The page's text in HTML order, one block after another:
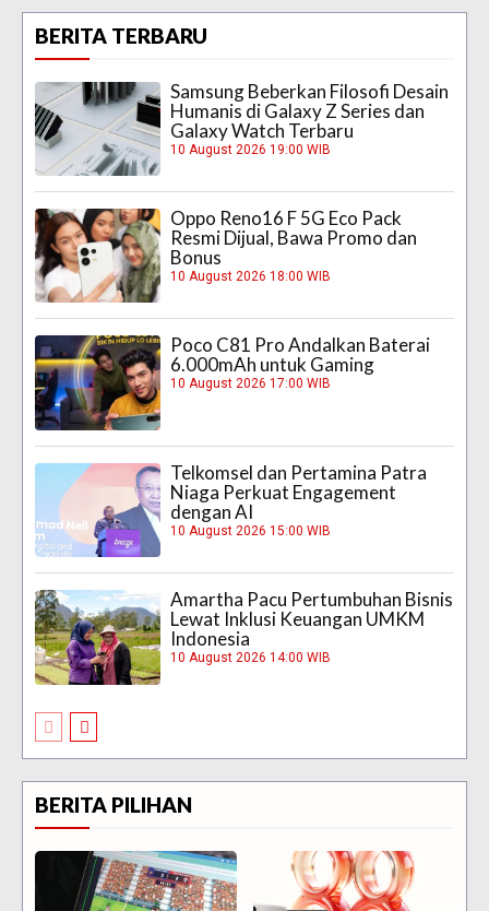
BERITA TERBARU
Samsung Beberkan Filosofi Desain
Humanis di Galaxy Z Series dan
Galaxy Watch Terbaru
10 August 2026 19:00 WIB
Oppo Reno16 F 5G Eco Pack
Resmi Dijual, Bawa Promo dan
Bonus
10 August 2026 18:00 WIB
Poco C81 Pro Andalkan Baterai
6.000mAh untuk Gaming
10 August 2026 17:00 WIB
Telkomsel dan Pertamina Patra
Niaga Perkuat Engagement
dengan AI
10 August 2026 15:00 WIB
Amartha Pacu Pertumbuhan Bisnis
Lewat Inklusi Keuangan UMKM
Indonesia
10 August 2026 14:00 WIB
BERITA PILIHAN